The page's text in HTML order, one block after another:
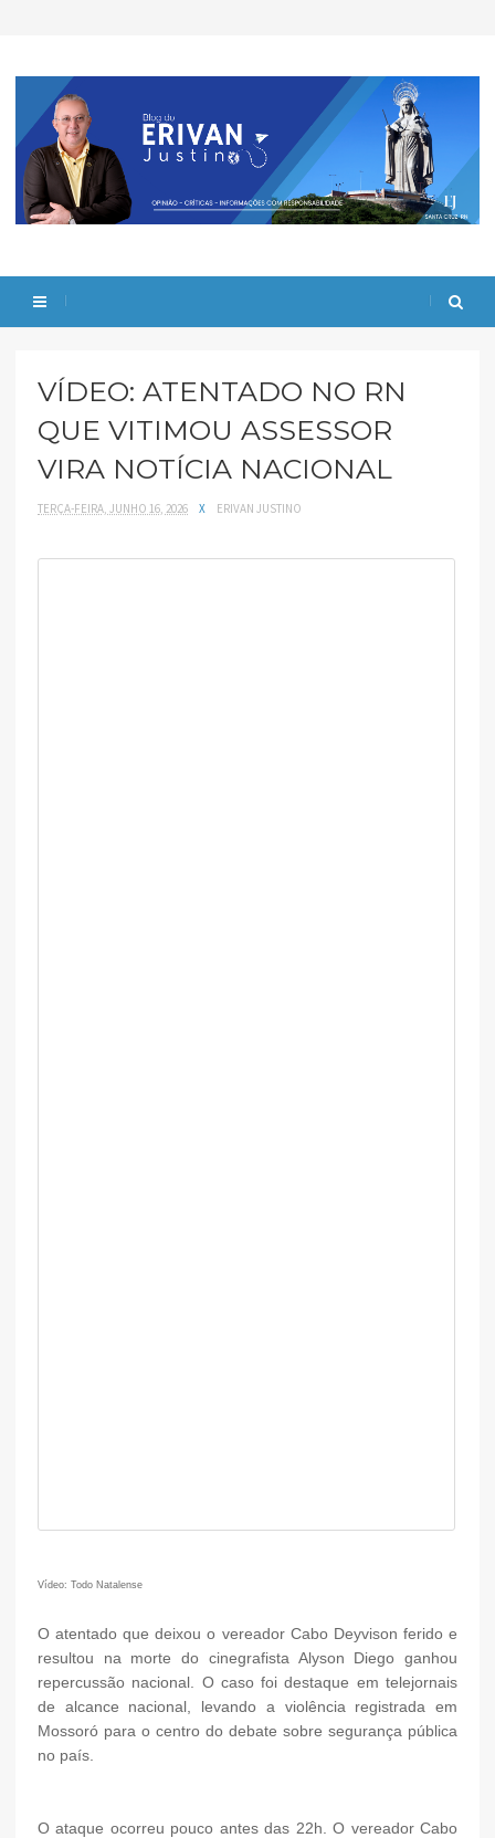
VÍDEO: ATENTADO NO RN
QUE VITIMOU ASSESSOR
VIRA NOTÍCIA NACIONAL
TERÇA-FEIRA, JUNHO 16, 2026 X ERIVAN JUSTINO
Vídeo: Todo Natalense
O atentado que deixou o vereador Cabo Deyvison ferido e
resultou na morte do cinegrafista Alyson Diego ganhou
repercussão nacional. O caso foi destaque em telejornais
de alcance nacional, levando a violência registrada em
Mossoró para o centro do debate sobre segurança pública
no país.
O ataque ocorreu pouco antes das 22h. O vereador Cabo